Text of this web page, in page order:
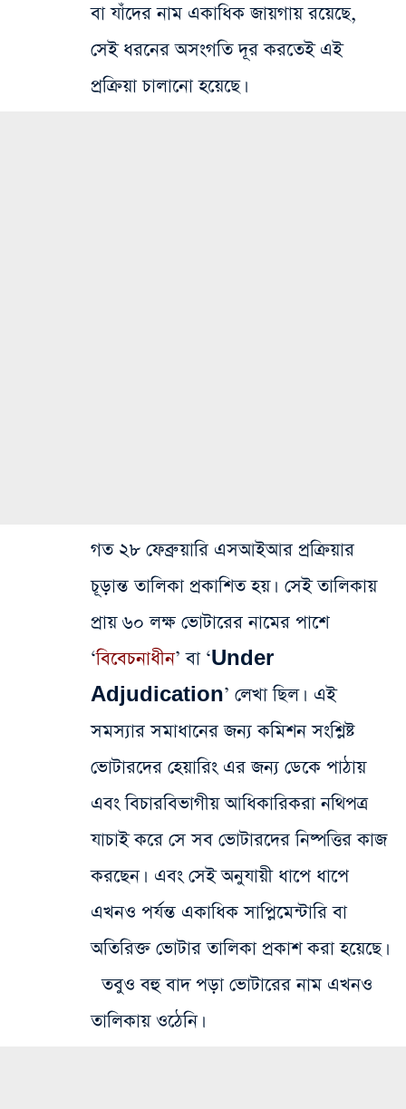
বা যাঁদের নাম একাধিক জায়গায় রয়েছে,
সেই ধরনের অসংগতি দূর করতেই এই
প্রক্রিয়া চালানো হয়েছে।
গত ২৮ ফেব্রুয়ারি এসআইআর প্রক্রিয়ার
চূড়ান্ত তালিকা প্রকাশিত হয়। সেই তালিকায়
প্রায় ৬০ লক্ষ ভোটারের নামের পাশে
‘বিবেচনাধীন’ বা ‘Under
Adjudication’ লেখা ছিল। এই
সমস্যার সমাধানের জন্য কমিশন সংশ্লিষ্ট
ভোটারদের হেয়ারিং এর জন্য ডেকে পাঠায়
এবং বিচারবিভাগীয় আধিকারিকরা নথিপত্র
যাচাই করে সে সব ভোটারদের নিষ্পত্তির কাজ
করছেন। এবং সেই অনুযায়ী ধাপে ধাপে
এখনও পর্যন্ত একাধিক সাপ্লিমেন্টারি বা
অতিরিক্ত ভোটার তালিকা প্রকাশ করা হয়েছে।
তবুও বহু বাদ পড়া ভোটারের নাম এখনও
তালিকায় ওঠেনি।